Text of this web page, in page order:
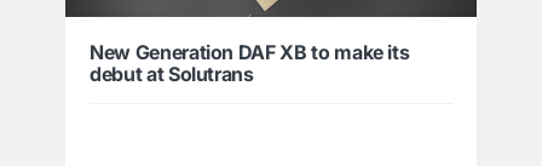
New Generation DAF XB to make its
debut at Solutrans